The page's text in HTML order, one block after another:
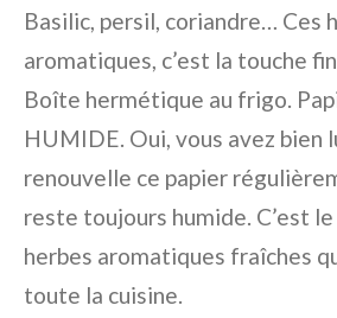
Basilic, persil, coriandre… Ces
aromatiques, c’est la touche
Boîte hermétique au frigo.
HUMIDE. Oui, vous avez bien
renouvelle ce papier
reste toujours humide. C’est
herbes aromatiques fraîches
toute la cuisine.